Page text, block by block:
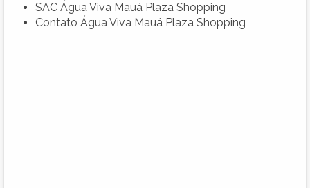
SAC Água Viva Mauá Plaza Shopping
Contato Água Viva Mauá Plaza Shopping